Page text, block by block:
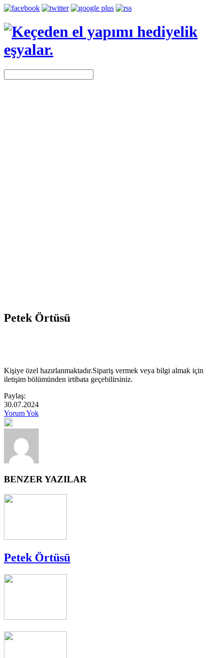
Petek Örtüsü
Kişiye özel hazırlanmaktadır.Sipariş vermek veya bilgi almak için
iletişim bölümünden irtibata geçebilirsiniz.
Paylaş:
30.07.2024
Yorum Yok
BENZER YAZILAR
Petek Örtüsü